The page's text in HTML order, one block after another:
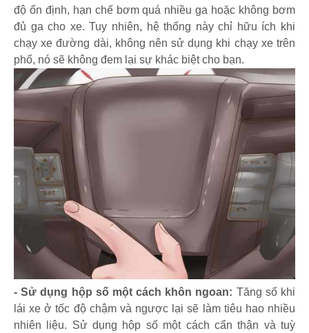
độ ổn định, hạn chế bơm quá nhiều ga hoặc không bơm
đủ ga cho xe. Tuy nhiên, hệ thống này chỉ hữu ích khi
chạy xe đường dài, không nên sử dụng khi chạy xe trên
phố, nó sẽ không đem lại sự khác biệt cho bạn.
- Sử dụng hộp số một cách khôn ngoan: Tăng số khi
lái xe ở tốc độ chậm và ngược lại sẽ làm tiêu hao nhiều
nhiên liệu. Sử dụng hộp số một cách cẩn thận và tuỳ